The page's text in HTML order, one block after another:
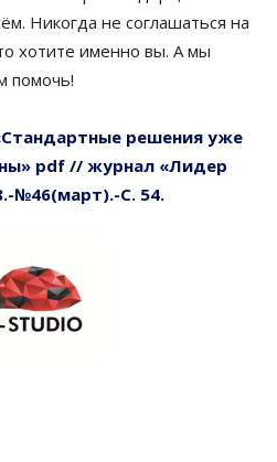
Никогда не соглашаться на
хотите именно вы. А мы
помочь!
решения уже
pdf // журнал «Лидер
№46(март).-С. 54.